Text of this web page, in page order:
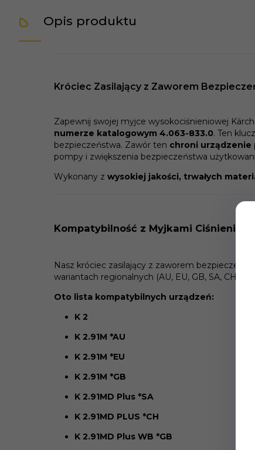
Opis produktu
Króciec Zasilający z Zaworem
Zapewnij swojej myjce wysokociśnieniowej
numerze katalogowym 4.063-833.0. Ten
bezpieczeństwa. Zawór ten chroni urządzenie
pompy i zwiększenia bezpieczeństwa
Wykonany z wysokiej jakości, trwałych
Kompatybilność z Myjkami
Nasz króciec zasilający z zaworem
wariantach regionalnych (AU, EU, GB, SA, CH)
Oto lista kompatybilnych urządzeń:
K 2
K 2.91M *AU
K 2.91M *EU
K 2.91M *GB
K 2.91MD Plus *SA
K 2.91MD PLUS *CH
K 2.91MD Plus WB *GB